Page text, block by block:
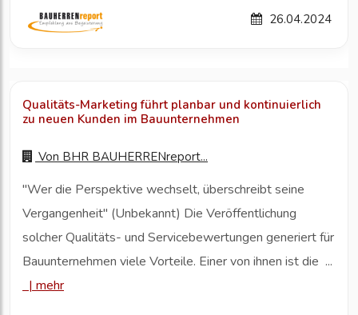
26.04.2024
Qualitäts-Marketing führt planbar und kontinuierlich
zu neuen Kunden im Bauunternehmen
Von BHR BAUHERRENreport...
"Wer die Perspektive wechselt, überschreibt seine
Vergangenheit" (Unbekannt) Die Veröffentlichung
solcher Qualitäts- und Servicebewertungen generiert für
Bauunternehmen viele Vorteile. Einer von ihnen ist die ...
| mehr